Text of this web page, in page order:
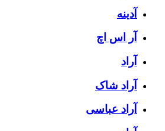
آدینه
آر اس اچ
آراد
آراد شاک
آراد عباسی